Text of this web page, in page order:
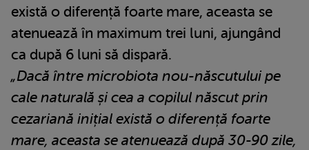
există o diferență foarte mare, aceasta se
atenuează în maximum trei luni, ajungând
ca după 6 luni să dispară.
„Dacă între microbiota nou-născutului pe
cale naturală și cea a copilul născut prin
cezariană inițial există o diferență foarte
mare, aceasta se atenuează după 30-90 zile,